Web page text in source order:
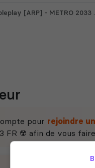
[ARP] - METRO 2033 FR ☢️
pour rejoindre
FR ☢️ afin de vous